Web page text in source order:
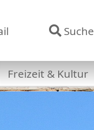
Suche
Freizeit & Kultur